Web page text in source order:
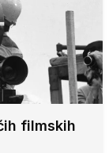
filmskih